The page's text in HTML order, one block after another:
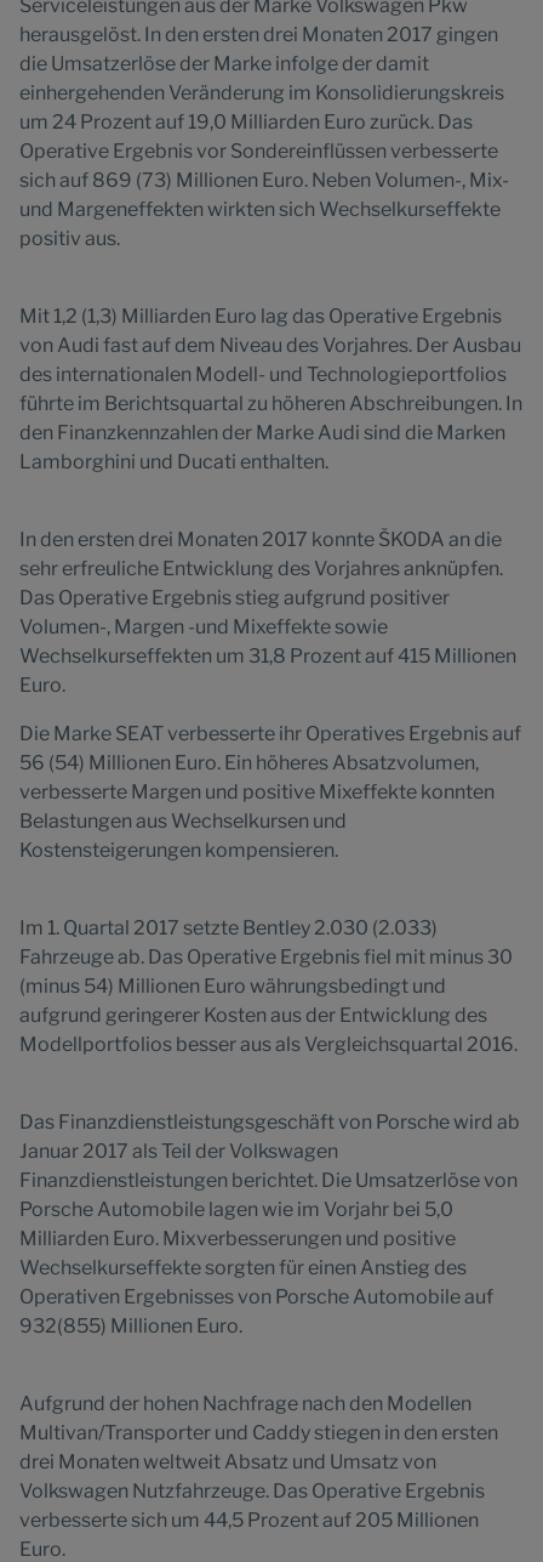
Serviceleistungen aus der Marke Volkswagen Pkw
herausgelöst. In den ersten drei Monaten 2017 gingen
die Umsatzerlöse der Marke infolge der damit
einhergehenden Veränderung im Konsolidierungskreis
um 24 Prozent auf 19,0 Milliarden Euro zurück. Das
Operative Ergebnis vor Sondereinflüssen verbesserte
sich auf 869 (73) Millionen Euro. Neben Volumen-, Mix-
und Margeneffekten wirkten sich Wechselkurseffekte
positiv aus.
Mit 1,2 (1,3) Milliarden Euro lag das Operative Ergebnis
von Audi fast auf dem Niveau des Vorjahres. Der Ausbau
des internationalen Modell- und Technologieportfolios
führte im Berichtsquartal zu höheren Abschreibungen. In
den Finanzkennzahlen der Marke Audi sind die Marken
Lamborghini und Ducati enthalten.
In den ersten drei Monaten 2017 konnte ŠKODA an die
sehr erfreuliche Entwicklung des Vorjahres anknüpfen.
Das Operative Ergebnis stieg aufgrund positiver
Volumen-, Margen -und Mixeffekte sowie
Wechselkurseffekten um 31,8 Prozent auf 415 Millionen
Euro.
Die Marke SEAT verbesserte ihr Operatives Ergebnis auf
56 (54) Millionen Euro. Ein höheres Absatzvolumen,
verbesserte Margen und positive Mixeffekte konnten
Belastungen aus Wechselkursen und
Kostensteigerungen kompensieren.
Im 1. Quartal 2017 setzte Bentley 2.030 (2.033)
Fahrzeuge ab. Das Operative Ergebnis fiel mit minus 30
(minus 54) Millionen Euro währungsbedingt und
aufgrund geringerer Kosten aus der Entwicklung des
Modellportfolios besser aus als Vergleichsquartal 2016.
Das Finanzdienstleistungsgeschäft von Porsche wird ab
Januar 2017 als Teil der Volkswagen
Finanzdienstleistungen berichtet. Die Umsatzerlöse von
Porsche Automobile lagen wie im Vorjahr bei 5,0
Milliarden Euro. Mixverbesserungen und positive
Wechselkurseffekte sorgten für einen Anstieg des
Operativen Ergebnisses von Porsche Automobile auf
932(855) Millionen Euro.
Aufgrund der hohen Nachfrage nach den Modellen
Multivan/Transporter und Caddy stiegen in den ersten
drei Monaten weltweit Absatz und Umsatz von
Volkswagen Nutzfahrzeuge. Das Operative Ergebnis
verbesserte sich um 44,5 Prozent auf 205 Millionen
Euro.